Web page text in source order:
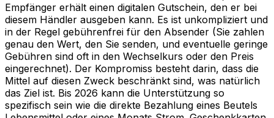
Empfänger erhält einen digitalen Gutschein, den er bei
diesem Händler ausgeben kann. Es ist unkompliziert und
in der Regel gebührenfrei für den Absender (Sie zahlen
genau den Wert, den Sie senden, und eventuelle geringe
Gebühren sind oft in den Wechselkurs oder den Preis
eingerechnet). Der Kompromiss besteht darin, dass die
Mittel auf diesen Zweck beschränkt sind, was natürlich
das Ziel ist. Bis 2026 kann die Unterstützung so
spezifisch sein wie die direkte Bezahlung eines Beutels